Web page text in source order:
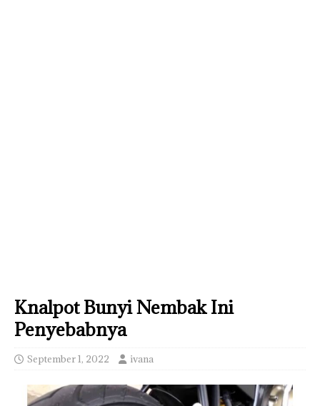
Knalpot Bunyi Nembak Ini
Penyebabnya
September 1, 2022 ivana